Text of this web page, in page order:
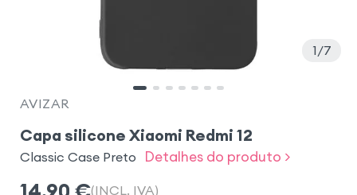
1 7
AVIZAR
Capa silicone Xiaomi Redmi 12
Classic Case Preto Detalhes do produto >
(INCL. IVA)